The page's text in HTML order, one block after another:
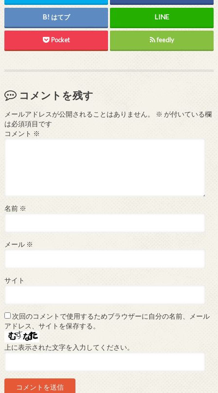
はてブ
Pocket feedly
コメントを残す
メールアドレスが公開されることはありません。 ※ が付いている欄
は必須項目です
コメント ※
名前 ※
メール ※
サイト
次回のコメントで使用するためブラウザーに自分の名前、メール
アドレス、サイトを保存する。
上に表示された文字を入力してください。